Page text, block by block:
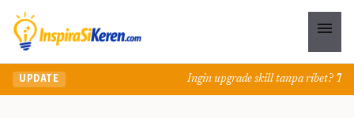
menu
UPDATE Ingin upgrade skill tanpa ribet?